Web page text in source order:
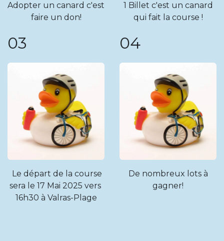
Adopter un canard c'est
faire un don!
1 Billet c'est un canard
qui fait la course !
03
Le départ de la course
sera le 17 Mai 2025 vers
16h30 à Valras-Plage
04
De nombreux lots à
gagner!